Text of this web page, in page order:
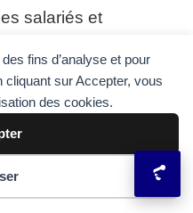
fins d’analyse et pour
sur Accepter, vous
des cookies.
salariés et
trajectoires
élus pour améliorer